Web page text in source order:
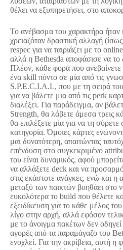
θέλει να εξυπηρετήσει, στο
Το ανέβασμα του χαρακτήρα ήταν
χρειαζόταν δραστική αλλαγή
respec για να ταιριάζει με το
αλλά η Bethesda αποφάσισε να το
Πλέον, κάθε φορά που ανεβαίνετε
ένα skill πόντο σε μία από τις
S.P.E.C.I.A.L, που με τη σειρά του
για να βάλετε μια από τις perk
διαλέξει. Για παράδειγμα, αν
Strength, θα λάβετε άμεσα τρεις
θα επιλέξετε μία για να τη σύρετε
κατηγορία. Όμοιες κάρτες
μαι δυνατότερη, απαιτώντας
επένδυση στο συγκεκριμένο
του είναι δυναμικός, αφού
να αλλάξετε deck και να
στις εκάστοτε ανάγκες, ενώ και η
μεταξύ των παικτών βοηθάει στο
ευκολότερα το build που θέλετε
εξειδίκευση για το κάθε μέλος
λίγο στην αρχή, αλλά εφόσον
με το άνοιγμα πακέτων δεν
αγορές από τα παραμάγαζο του
ενοχλεί. Για την ακρίβεια, αυτή η